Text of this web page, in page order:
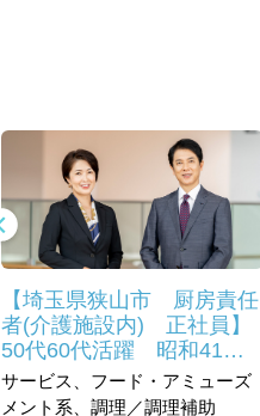
【埼玉県狭山市 厨房責任
者(介護施設内) 正社員】
50代60代活躍 昭和41年
創業のグループ企業！
サービス、フード・アミューズ
メント系、調理／調理補助